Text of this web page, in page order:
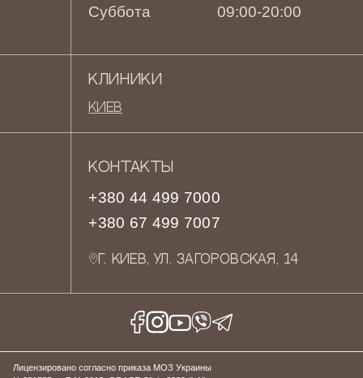
Суббота
09:00-20:00
КЛИНИКИ
Киев
КОНТАКТЫ
+380 44 499 7000
+380 67 499 7007
Г. КИЕВ, УЛ. ЗАГОРОВСКАЯ, 14
Лицензировано согласно приказа МОЗ Украины